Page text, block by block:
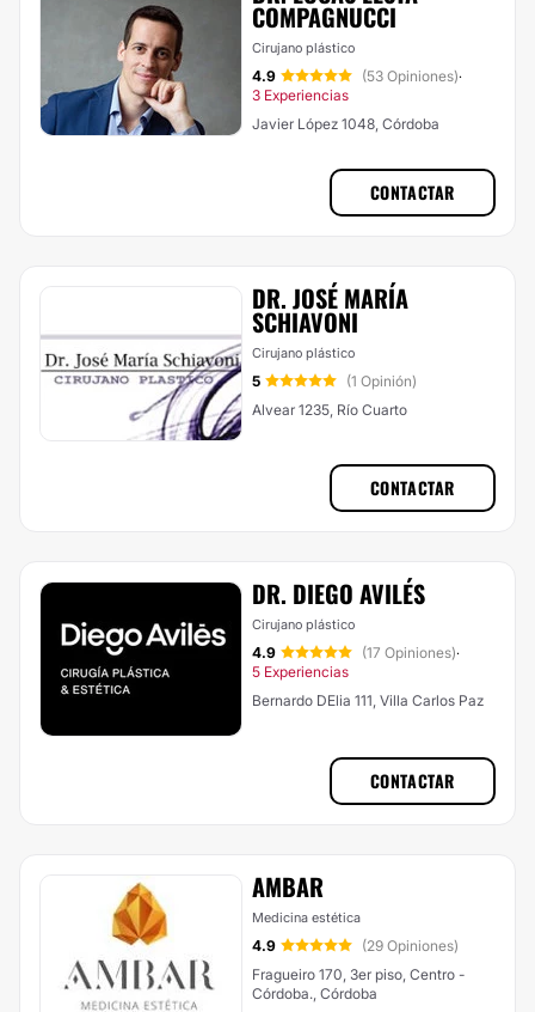
COMPAGNUCCI
Cirujano plástico
4.9 (53 Opiniones)·
3 Experiencias
Javier López 1048, Córdoba
CONTACTAR
DR. JOSÉ MARÍA
SCHIAVONI
Cirujano plástico
5
(1 Opinión)
Alvear 1235, Río Cuarto
CONTACTAR
DR. DIEGO AVILÉS
Cirujano plástico
4.9 (17 Opiniones)·
5 Experiencias
Bernardo DElia 111, Villa Carlos Paz
CONTACTAR
AMBAR
Medicina estética
4.9
(29 Opiniones)
Fragueiro 170, 3er piso, Centro -
Córdoba., Córdoba